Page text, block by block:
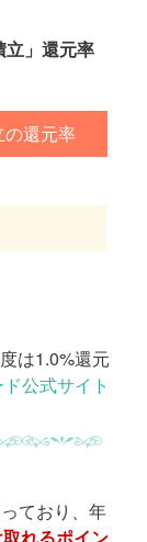
立」還元率
の還元率
は1.0%還元
公式サイト
ており、年